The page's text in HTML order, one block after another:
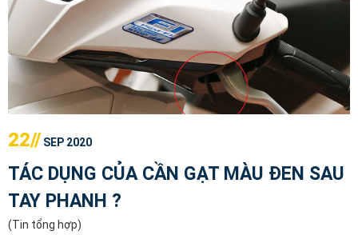
22// SEP 2020
TÁC DỤNG CỦA CẦN GẠT MÀU ĐEN SAU
TAY PHANH ?
(Tin tổng hợp)